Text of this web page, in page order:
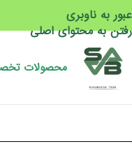
عبور به ناوبری
رفتن به محتوای اصلی
محصولات